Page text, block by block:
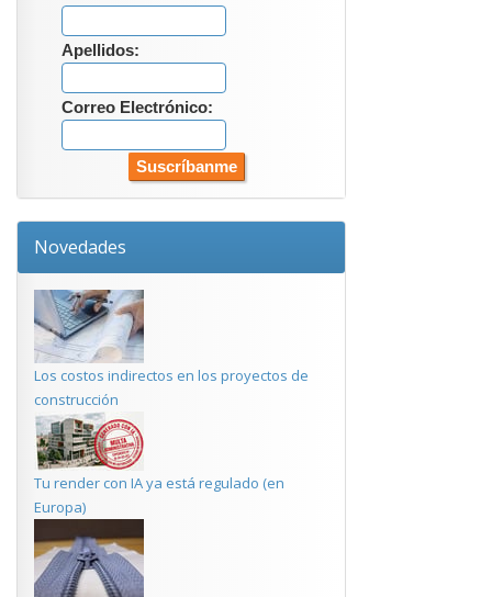
Apellidos:
Correo Electrónico:
Novedades
Los costos indirectos en los proyectos de
construcción
Tu render con IA ya está regulado (en
Europa)